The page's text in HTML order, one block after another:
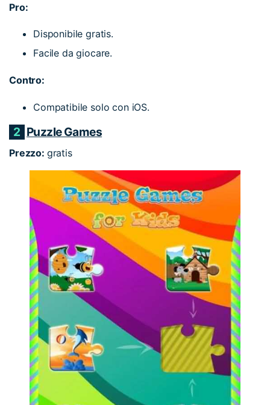
Pro:
Disponibile gratis.
Facile da giocare.
Contro:
Compatibile solo con iOS.
2 Puzzle Games
Prezzo: gratis